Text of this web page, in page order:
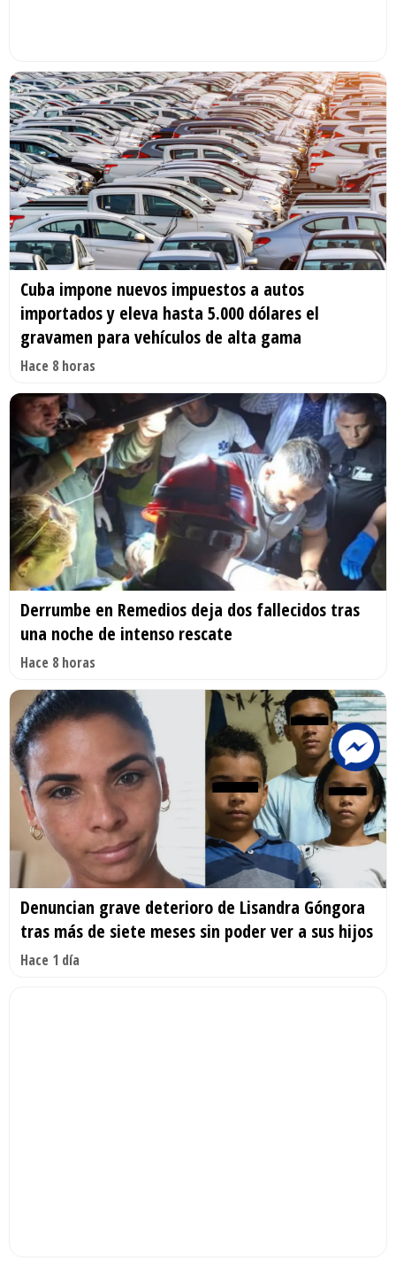
Cuba impone nuevos impuestos a autos
importados y eleva hasta 5.000 dólares el
gravamen para vehículos de alta gama
Hace 8 horas
Derrumbe en Remedios deja dos fallecidos tras
una noche de intenso rescate
Hace 8 horas
Denuncian grave deterioro de Lisandra Góngora
tras más de siete meses sin poder ver a sus hijos
Hace 1 día